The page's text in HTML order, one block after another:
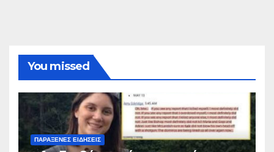
You missed
ΠΑΡΆΞΕΝΕΣ ΕΙΔΉΣΕΙΣ